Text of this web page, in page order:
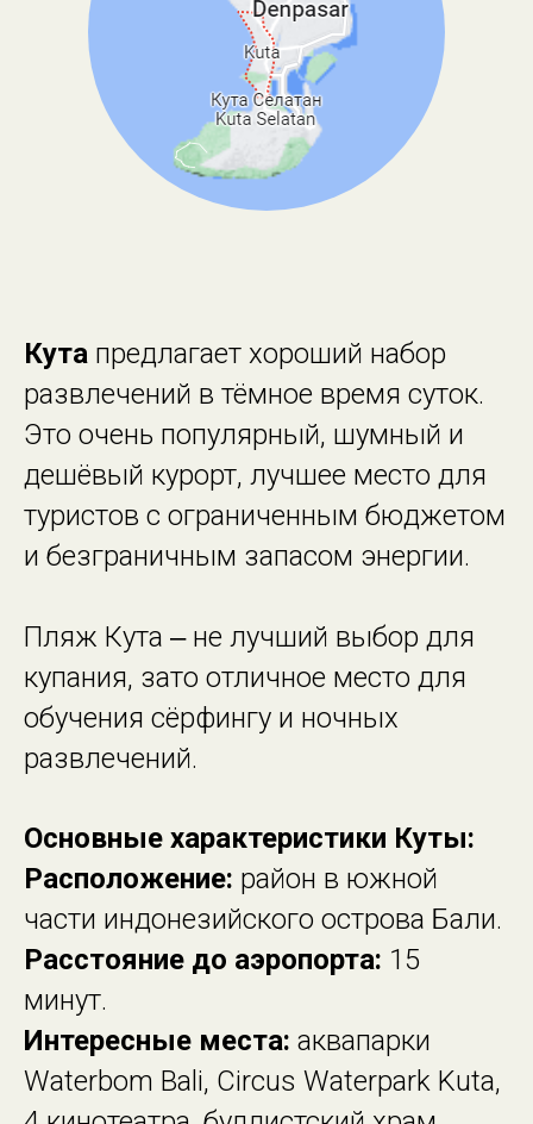
Кута предлагает хороший набор
развлечений в тёмное время суток.
Это очень популярный, шумный и
дешёвый курорт, лучшее место для
туристов с ограниченным бюджетом
и безграничным запасом энергии.
Пляж Кута ‒ не лучший выбор для
купания, зато отличное место для
обучения сёрфингу и ночных
развлечений.
Основные характеристики Куты:
Расположение: район в южной
части индонезийского острова Бали.
Расстояние до аэропорта: 15
минут.
Интересные места: аквапарки
Waterbom Bali, Circus Waterpark Kuta,